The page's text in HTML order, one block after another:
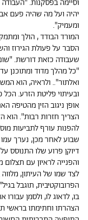
וסיימה בפסקנות.
יהיה ועל מה שהיה פעם
ומעמיק".
המורד הבודד , הולך
הסבר על פעולת הגירוז
שעבודה כזאת דורשת.
"כל מהלך מדוד ומתוכנן
ואלתור".. ולראיה, הוא
ובעיתוי פליטת הזרע. הכל
אופן ניגוב הזין מהטיפה
הצריך חזרות רבות". הוא
להפנות עורף לתביעות
שבוע לאחר מכן, נערך
דיוקן פרוע שלו התנוסס
והפנייה לראיון עם
לצד שמו של העיתון,
הפרובוקטיבית, תוגבל
בו, לדאוג לו, ולסמן
הצהרתו וחתימתו בראשי